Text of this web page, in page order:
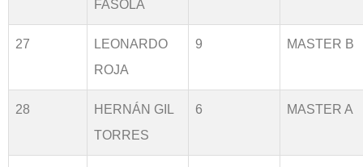
FASOLA
27
LEONARDO
ROJA
9 MASTER B
28
HERNÁN GIL
TORRES
6 MASTER A